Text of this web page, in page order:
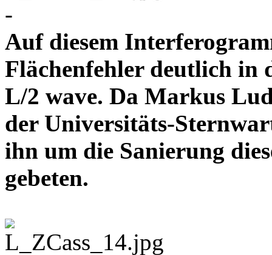
-
Auf diesem
Flächenfehler deutlich in
L/2 wave. Da Markus
der Universitäts-
ihn um die Sanierung
gebeten.